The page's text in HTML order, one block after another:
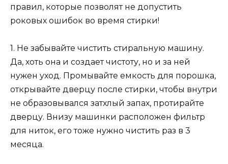
правил, которые позволят не допустить
роковых ошибок во время стирки!
1. Не забывайте чистить стиральную машину.
Да, хоть она и создает чистоту, но и за ней
нужен уход. Промывайте емкость для порошка,
открывайте дверцу после стирки, чтобы внутри
не образовывался затхлый запах, протирайте
дверцу. Внизу машинки расположен фильтр
для ниток, его тоже нужно чистить раз в 3
месяца.